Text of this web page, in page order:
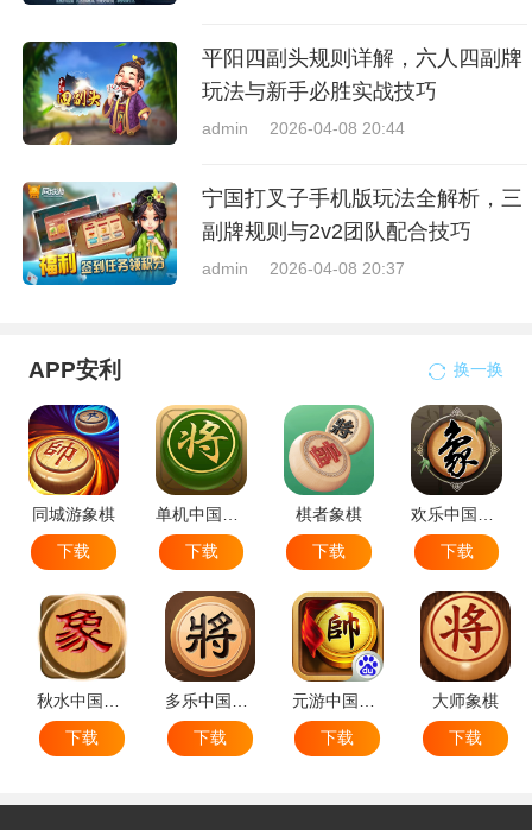
平阳四副头规则详解，六人四副牌
玩法与新手必胜实战技巧
admin 2026-04-08 20:44
宁国打叉子手机版玩法全解析，三
副牌规则与2v2团队配合技巧
admin 2026-04-08 20:37
APP安利 换一换
同城游象棋
下载
单机中国象棋
下载
棋者象棋
下载
欢乐中国象棋
下载
秋水中国象棋
下载
多乐中国象棋
下载
元游中国象棋
下载
大师象棋
下载